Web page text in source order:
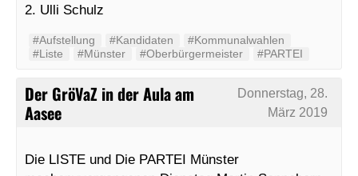
2. Ulli Schulz
#Aufstellung #Kandidaten
#Kommunalwahlen
#Liste
#Münster #Oberbürgermeister #PARTEI
Der GröVaZ in der Aula am
Aasee
Donnerstag, 28.
März 2019
Die LISTE und Die PARTEI Münster